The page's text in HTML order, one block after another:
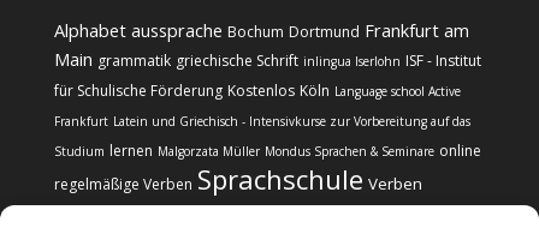
Alphabet aussprache Bochum Dortmund Frankfurt am
Main grammatik griechische Schrift inlingua Iserlohn ISF - Institut
für Schulische Förderung Kostenlos Köln Language school Active
Frankfurt Latein und Griechisch - Intensivkurse zur Vorbereitung auf das
Studium lernen Malgorzata Müller Mondus Sprachen & Seminare online
regelmäßige Verben Sprachschule Verben